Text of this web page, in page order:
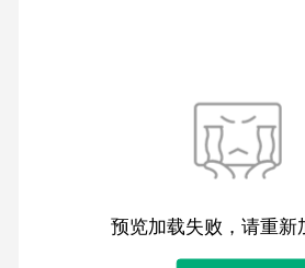
预览加载失败，请重新